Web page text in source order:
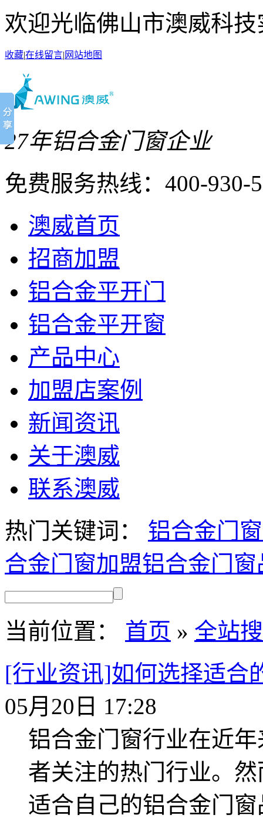
欢迎光临佛山市澳威科
收藏|在线留言| 网站地图
27年铝合金门窗企业
免费服务热线： 400-930-
澳威首页
招商加盟
铝合金平开门
铝合金平开窗
产品中心
加盟店案例
新闻资讯
关于澳威
联系澳威
热门关键词：
铝合金门窗
合金门窗加盟铝合金门窗
当前位置： 首页 » 全站
[行业资讯]如何选择适合
05月20日 17:28
铝合金门窗行业在近
者关注的热门行业。
适合自己的铝合金门